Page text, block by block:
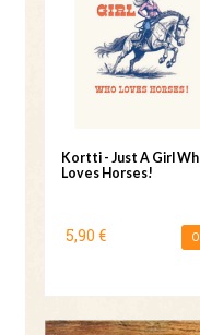
Kortti - Just A Girl
Loves Horses!
5,90 €